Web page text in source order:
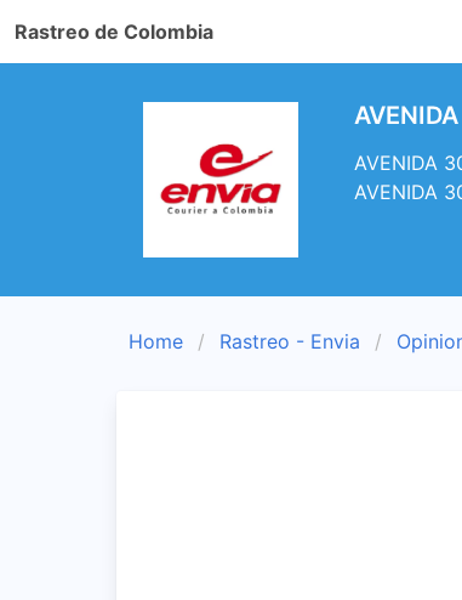
Rastreo de Colombia
AVENIDA
AVENIDA
Home Rastreo - Envia